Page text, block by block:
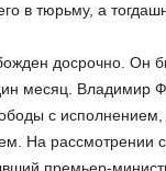
в тюрьму, а
досрочно. Он
месяц. Владимир
с
На рассмотрении